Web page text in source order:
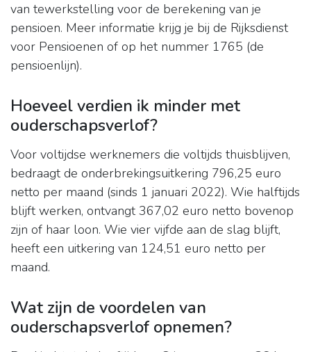
van tewerkstelling voor de berekening van je
pensioen. Meer informatie krijg je bij de Rijksdienst
voor Pensioenen of op het nummer 1765 (de
pensioenlijn).
Hoeveel verdien ik minder met
ouderschapsverlof?
Voor voltijdse werknemers die voltijds thuisblijven,
bedraagt de onderbrekingsuitkering 796,25 euro
netto per maand (sinds 1 januari 2022). Wie halftijds
blijft werken, ontvangt 367,02 euro netto bovenop
zijn of haar loon. Wie vier vijfde aan de slag blijft,
heeft een uitkering van 124,51 euro netto per
maand.
Wat zijn de voordelen van
ouderschapsverlof opnemen?